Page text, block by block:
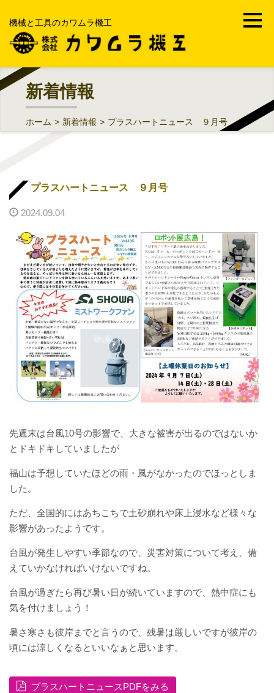
機械と工具のカワムラ機工
ホーム
部品加工受託製造販売
工場メンテナンス・修理工事
中古機械買取販売
セミナー・展示会
新着情報
採用情報
営業事務
新着情報
ホーム > 新着情報 > プラスハートニュース ９月号
プラスハートニュース ９月号
2024.09.04
先週末は台風10号の影響で、大きな被害が出るのではないか
とドキドキしていましたが
福山は予想していたほどの雨・風がなかったのでほっとしま
した。
ただ、全国的にはあちこちで土砂崩れや床上浸水など様々な
影響があったようです。
台風が発生しやすい季節なので、災害対策について考え、備
えていかなければいけないですね。
台風が過ぎたら再び暑い日が続いていますので、熱中症にも
気を付けましょう！
暑さ寒さも彼岸までと言うので、残暑は厳しいですが彼岸の
頃には涼しくなるといいなぁと思います。
プラスハートニュースPDFをみる